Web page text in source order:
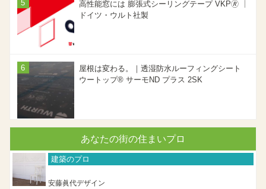
高性能窓には 膨張式シーリングテープ VKP🄬 ｜
ドイツ・ウルト社製
屋根は変わる。｜透湿防水ルーフィングシート
ウートップ® サーモND プラス 2SK
あなたの街の住まいプロ
建築のプロ
安藤眞代デザイン